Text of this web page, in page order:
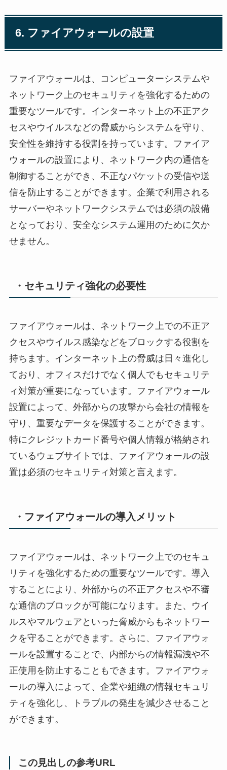
6. ファイアウォールの設置
ファイアウォールは、コンピューターシステムや
ネットワーク上のセキュリティを強化するための
重要なツールです。インターネット上の不正アク
セスやウイルスなどの脅威からシステムを守り、
安全性を維持する役割を持っています。ファイア
ウォールの設置により、ネットワーク内の通信を
制御することができ、不正なパケットの受信や送
信を防止することができます。企業で利用される
サーバーやネットワークシステムでは必須の設備
となっており、安全なシステム運用のために欠か
せません。
・セキュリティ強化の必要性
ファイアウォールは、ネットワーク上での不正ア
クセスやウイルス感染などをブロックする役割を
持ちます。インターネット上の脅威は日々進化し
ており、オフィスだけでなく個人でもセキュリテ
ィ対策が重要になっています。ファイアウォール
設置によって、外部からの攻撃から会社の情報を
守り、重要なデータを保護することができます。
特にクレジットカード番号や個人情報が格納され
ているウェブサイトでは、ファイアウォールの設
置は必須のセキュリティ対策と言えます。
・ファイアウォールの導入メリット
ファイアウォールは、ネットワーク上でのセキュ
リティを強化するための重要なツールです。導入
することにより、外部からの不正アクセスや不審
な通信のブロックが可能になります。また、ウイ
ルスやマルウェアといった脅威からもネットワー
クを守ることができます。さらに、ファイアウォ
ールを設置することで、内部からの情報漏洩や不
正使用を防止することもできます。ファイアウォ
ールの導入によって、企業や組織の情報セキュリ
ティを強化し、トラブルの発生を減少させること
ができます。
この見出しの参考URL